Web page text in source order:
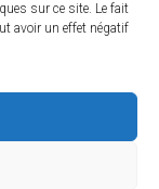
sur ce site. Le fait
avoir un effet négatif